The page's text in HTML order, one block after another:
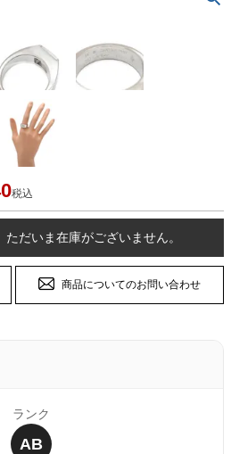
税込
だいま在庫がございません。
商品についてのお問い合わせ
ランク
AB